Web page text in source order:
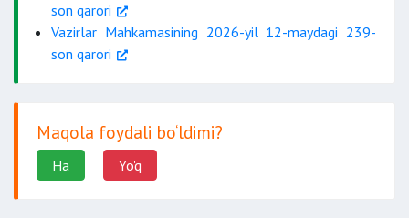
son qarori
Vazirlar Mahkamasining 2026-yil 12-maydagi 239-
son qarori
Maqola foydali bo‘ldimi?
Ha Yo'q